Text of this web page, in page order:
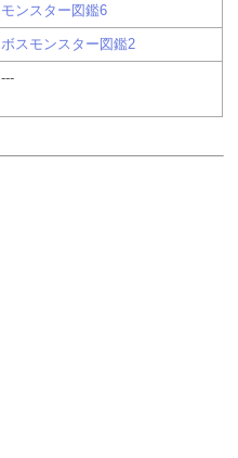
モンスター図鑑6
ボスモンスター図鑑2
---